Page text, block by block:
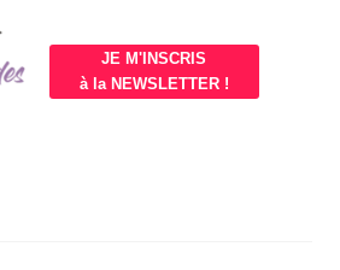
JE M'INSCRIS
à la NEWSLETTER !